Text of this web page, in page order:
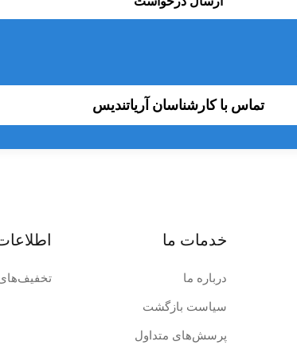
تماس با کارشناسان آریاتندیس
خدمات ما
درباره ما
سیاست بازگشت
پرسش‌های متداول